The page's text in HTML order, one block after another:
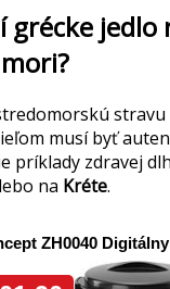
grécke jedlo
stravu
musí byť
príklady zdravej
na Kréte.